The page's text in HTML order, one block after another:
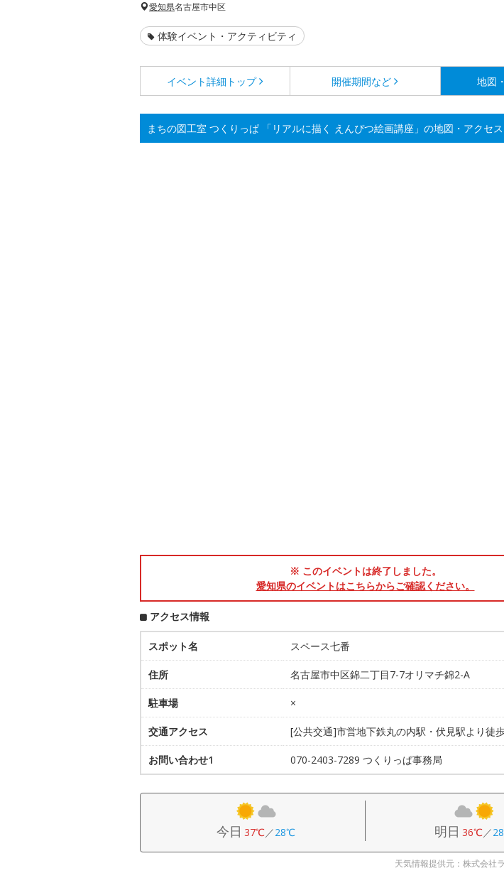
愛知県名古屋市中区
体験イベント・アクティビティ
イベント詳細 トップ 開催期間など 地図
まちの図工室 つくりっぱ 「リアルに描く えんぴつ絵画講座」の地図・アクセス
※ このイベントは終了しました。
愛知県のイベントはこちらからご確認ください。
アクセス情報
スポット名 スペース七番
住所 名古屋市中区錦二丁目7-7オリマチ錦2-A
駐車場 ×
交通アクセス [公共交通]市営地下鉄丸の内駅・伏見駅より徒
お問い合わせ1 070-2403-7289 つくりっぱ事務局
今日 37℃／28℃ 明日 36℃／
天気情報提供元：株式会社